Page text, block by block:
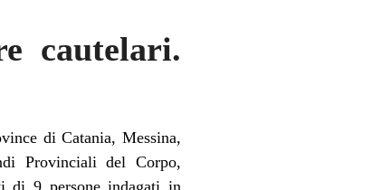
cautelari.
di Catania, Messina,
Provinciali del Corpo,
di 9 persone indagati in